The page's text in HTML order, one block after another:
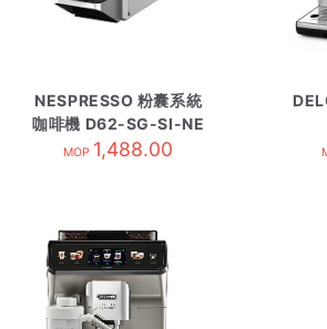
NESPRESSO 粉囊系統
咖啡機 D62-SG-SI-NE
銀
MOP 1,488.00